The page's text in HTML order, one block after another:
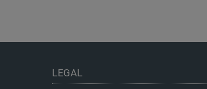
LEGAL